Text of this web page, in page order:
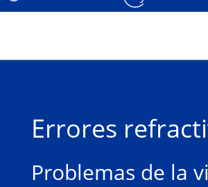
Lentes mensuales
Errores
Problemas de la